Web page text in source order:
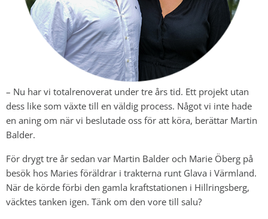
– Nu har vi totalrenoverat under tre års tid. Ett projekt utan
dess like som växte till en väldig process. Något vi inte hade
en aning om när vi beslutade oss för att köra, berättar Martin
Balder.
För drygt tre år sedan var Martin Balder och Marie Öberg på
besök hos Maries föräldrar i trakterna runt Glava i Värmland.
När de körde förbi den gamla kraftstationen i Hillringsberg,
väcktes tanken igen. Tänk om den vore till salu?